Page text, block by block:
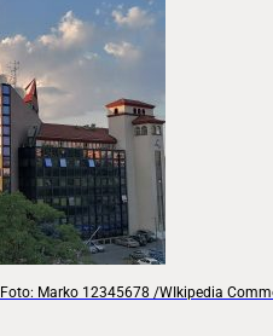
Marko 12345678 /WIkipedia